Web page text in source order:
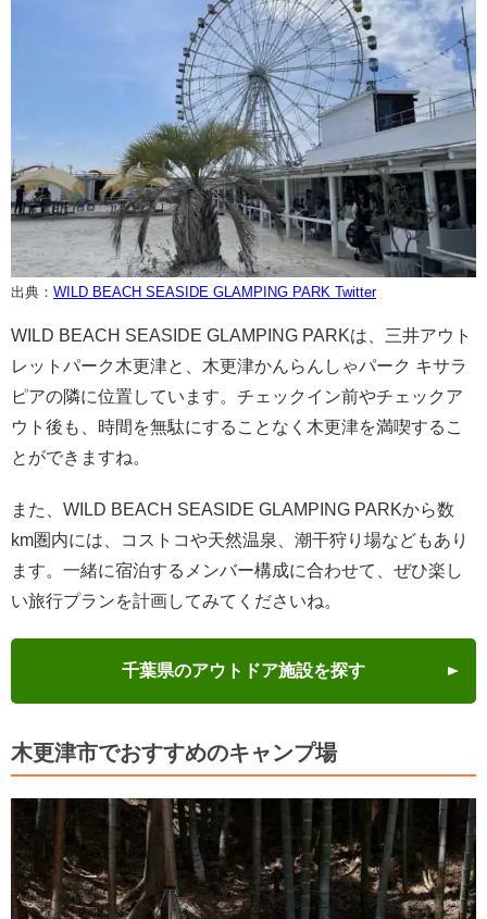
出典： WILD BEACH SEASIDE GLAMPING PARK Twitter
WILD BEACH SEASIDE GLAMPING PARKは、三井アウト
レットパーク木更津と、木更津かんらんしゃパーク キサラ
ピアの隣に位置しています。チェックイン前やチェックア
ウト後も、時間を無駄にすることなく木更津を満喫するこ
とができますね。
また、WILD BEACH SEASIDE GLAMPING PARKから数
km圏内には、コストコや天然温泉、潮干狩り場などもあり
ます。一緒に宿泊するメンバー構成に合わせて、ぜひ楽し
い旅行プランを計画してみてくださいね。
千葉県のアウトドア施設を探す
木更津市でおすすめのキャンプ場